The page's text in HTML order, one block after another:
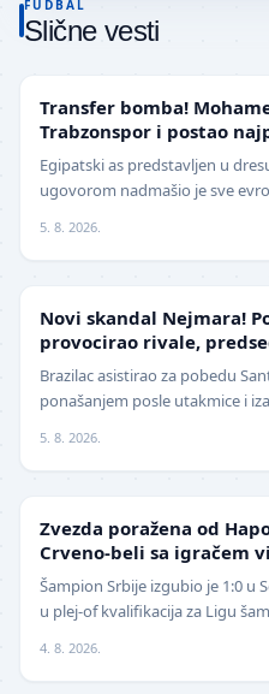
FUDBAL
Slične vesti
Transfer bomba!
Trabzonspor i postao
Egipatski as predstavljen u
ugovorom nadmašio je sve
5. 8. 2026.
Novi skandal Nejmara!
provocirao rivale,
isprozivao: "Bitanga i
Brazilac asistirao za pobedu
ponašanjem posle utakmice i
5. 8. 2026.
Zvezda poražena od
Crveno-beli sa igračem
izbegnu poraz
Šampion Srbije izgubio je 1:0 u
u plej-of kvalifikacija za Ligu
4. 8. 2026.